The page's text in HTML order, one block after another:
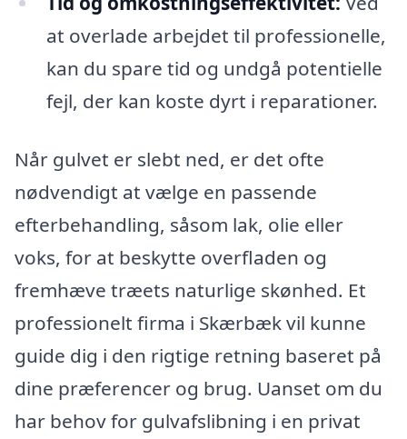
at overlade arbejdet til professionelle,
kan du spare tid og undgå potentielle
fejl, der kan koste dyrt i reparationer.
Når gulvet er slebt ned, er det ofte
nødvendigt at vælge en passende
efterbehandling, såsom lak, olie eller
voks, for at beskytte overfladen og
fremhæve træets naturlige skønhed. Et
professionelt firma i Skærbæk vil kunne
guide dig i den rigtige retning baseret på
dine præferencer og brug. Uanset om du
har behov for gulvafslibning i en privat